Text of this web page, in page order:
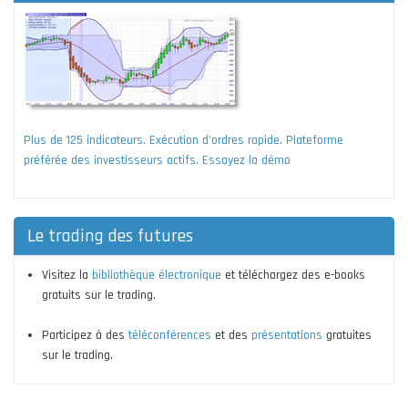
Plus de 125 indicateurs. Exécution d'ordres rapide. Plateforme
préférée des investisseurs actifs. Essayez la démo
Le trading des futures
Visitez la bibliothèque électronique et téléchargez des e-books
gratuits sur le trading.
Participez à destéléconférences et des présentations gratuites
sur le trading.